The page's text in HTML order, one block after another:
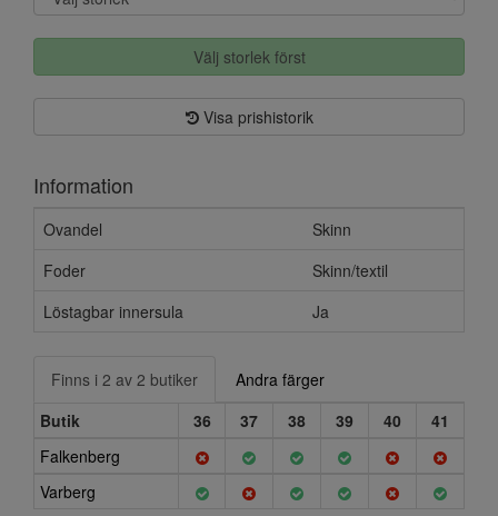
Välj storlek först
Visa prishistorik
Information
Ovandel
Skinn
Foder
Skinn/textil
Löstagbar innersula
Ja
Finns i 2 av 2 butiker
Andra färger
Butik
36 37 38 39 40
41
Falkenberg
Varberg